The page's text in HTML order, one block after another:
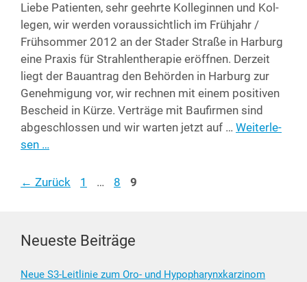
Lie­be Pati­en­ten, sehr geehr­te Kol­le­gin­nen und Kol­
le­gen, wir wer­den vor­aus­sicht­lich im Früh­jahr /
Früh­som­mer 2012 an der Stader Stra­ße in Har­burg
eine Pra­xis für Strah­len­the­ra­pie eröff­nen. Der­zeit
liegt der Bau­an­trag den Behör­den in Har­burg zur
Geneh­mi­gung vor, wir rech­nen mit einem posi­ti­ven
Bescheid in Kür­ze. Ver­trä­ge mit Bau­fir­men sind
abge­schlos­sen und wir war­ten jetzt auf … Wei­ter­le­
sen …
← Zurück Seite
1 … Seite
8 Seite
9
Neueste Beiträge
Neue S3-Leitlinie zum Oro- und Hypopharynxkarzinom